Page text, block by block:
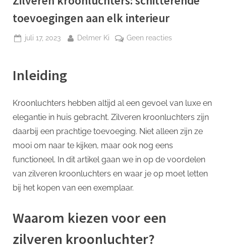
toevoegingen aan elk interieur
Geplaatst
juli 17, 2023 Door
Delmer Ki Geen reactiesop
elk
interieur
Inleiding
Kroonluchters hebben altijd al een gevoel van luxe en
elegantie in huis gebracht. Zilveren kroonluchters zijn
daarbij een prachtige toevoeging. Niet alleen zijn ze
mooi om naar te kijken, maar ook nog eens
functioneel. In dit artikel gaan we in op de voordelen
van zilveren kroonluchters en waar je op moet letten
bij het kopen van een exemplaar.
Waarom kiezen voor een
zilveren kroonluchter?